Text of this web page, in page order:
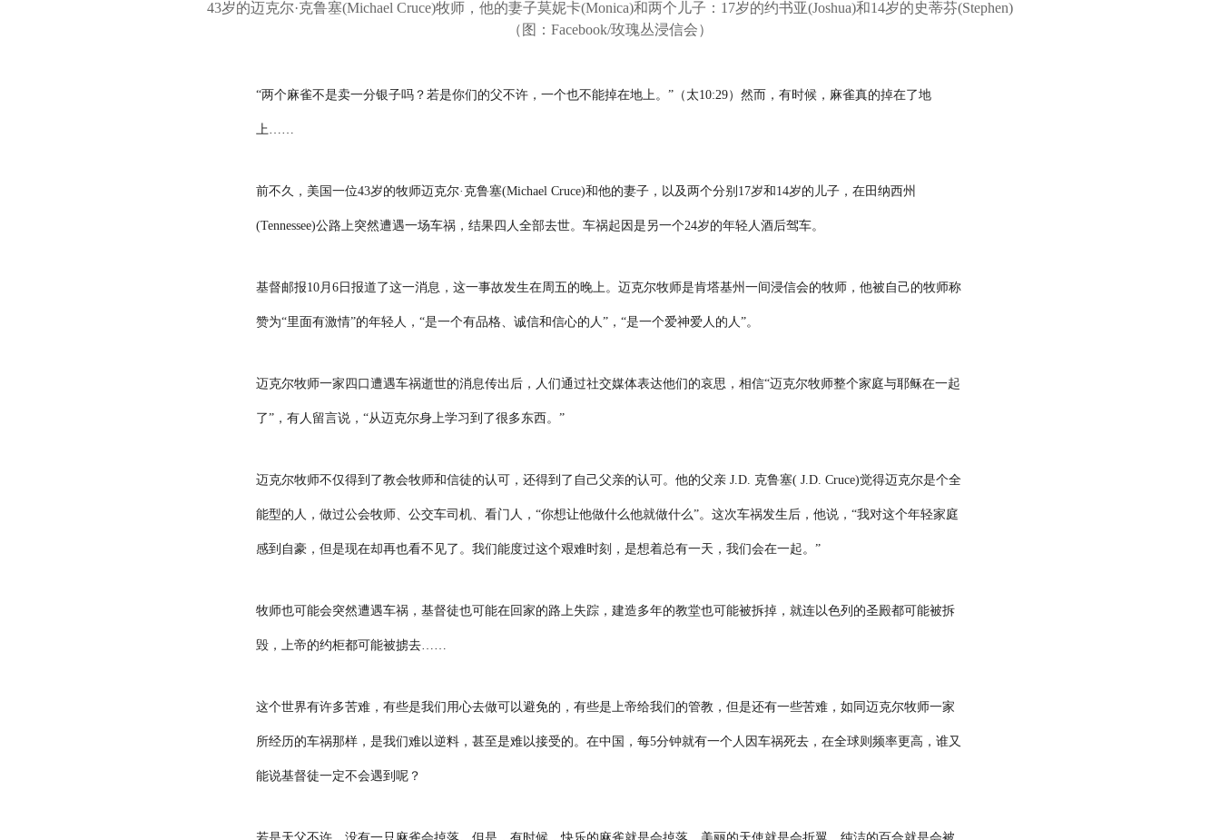
43岁的迈克尔·克鲁塞(Michael Cruce)牧师，他的妻子莫妮卡(Monica)和两个儿子：17岁的约书亚(Joshua)和14岁的史蒂芬(Stephen)
（图：Facebook/玫瑰丛浸信会）
“两个麻雀不是卖一分银子吗？若是你们的父不许，一个也不能掉在地上。”（太10:29）然而，有时候，麻雀真的掉在了地
上……
前不久，美国一位43岁的牧师迈克尔·克鲁塞(Michael Cruce)和他的妻子，以及两个分别 17岁和 14岁的儿子，在田纳西州
(Tennessee)公路上突然遭遇一场车祸，结果四人全部去世。车祸起因是另一个24岁的年轻人酒后驾车。
基督邮报10月 6 日报道了这一消息，这一事故发生在周五的晚上。迈克尔牧师是肯塔基州一间浸信会的牧师，他被自己的牧师称
赞为“里面有激情”的年轻人，“是一个有品格、诚信和信心的人”，“是一个爱神爱人的人”。
迈克尔牧师一家四口遭遇车祸逝世的消息传出后，人们通过社交媒体表达他们的哀思，相信“迈克尔牧师整个家庭与耶稣在一起
了”，有人留言说，“从迈克尔身上学习到了很多东西。”
迈克尔牧师不仅得到了教会牧师和信徒的认可，还得到了自己父亲的认可。他的父亲 J.D. 克鲁塞( J.D. Cruce)觉得迈克尔是个全
能型的人，做过公会牧师、公交车司机、看门人，“你想让他做什么他就做什么”。这次车祸发生后，他说，“我对这个年轻家庭
感到自豪，但是现在却再也看不见了。我们能度过这个艰难时刻，是想着总有一天，我们会在一起。”
牧师也可能会突然遭遇车祸，基督徒也可能在回家的路上失踪，建造多年的教堂也可能被拆掉，就连以色列的圣殿都可能被拆
毁，上帝的约柜都可能被掳去……
这个世界有许多苦难，有些是我们用心去做可以避免的，有些是上帝给我们的管教，但是还有一些苦难，如同迈克尔牧师一家
所经历的车祸那样，是我们难以逆料，甚至是难以接受的。在中国，每5分钟就有一个人因车祸死去，在全球则频率更高，谁又
能说基督徒一定不会遇到呢？